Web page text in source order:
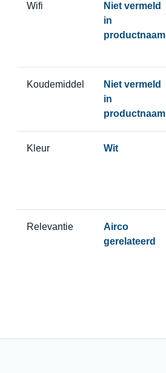
Wifi
Niet vermeld
in
productnaam
Koudemiddel
Niet vermeld
in
productnaam
Kleur Wit
Relevantie
Airco
gerelateerd